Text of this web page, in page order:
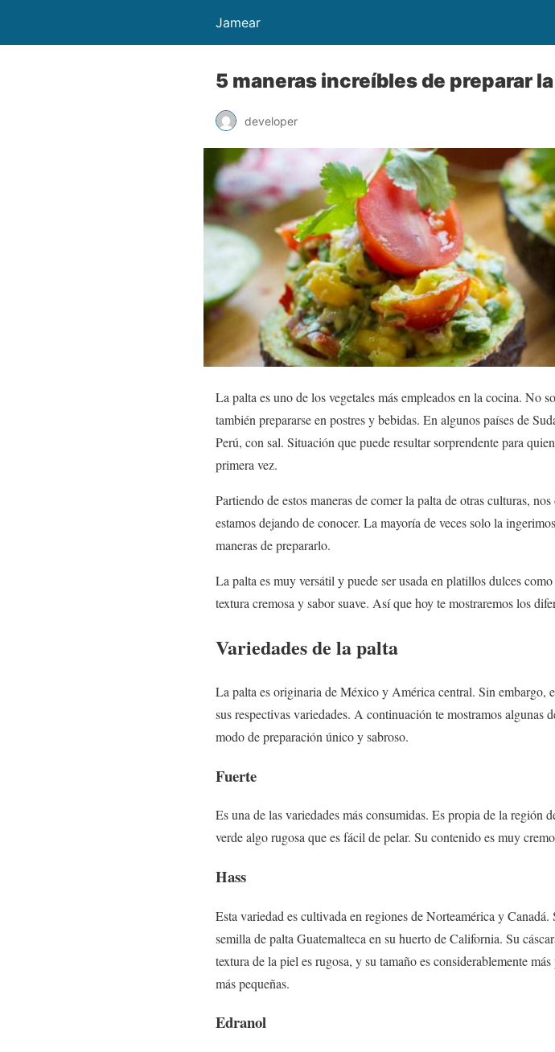
Jamear
5 maneras increíbles de preparar
developer
La palta es uno de los vegetales más empleados en la cocina. No
también prepararse en postres y bebidas. En algunos países de
Perú, con sal. Situación que puede resultar sorprendente para
primera vez.
Partiendo de estos maneras de comer la palta de otras culturas,
estamos dejando de conocer. La mayoría de veces solo la
maneras de prepararlo.
La palta es muy versátil y puede ser usada en platillos dulces
textura cremosa y sabor suave. Así que hoy te mostraremos los
Variedades de la palta
La palta es originaria de México y América central. Sin embargo,
sus respectivas variedades. A continuación te mostramos algunas
modo de preparación único y sabroso.
Fuerte
Es una de las variedades más consumidas. Es propia de la
verde algo rugosa que es fácil de pelar. Su contenido es muy
Hass
Esta variedad es cultivada en regiones de Norteamérica y
semilla de palta Guatemalteca en su huerto de California. Su
textura de la piel es rugosa, y su tamaño es considerablemente
más pequeñas.
Edranol